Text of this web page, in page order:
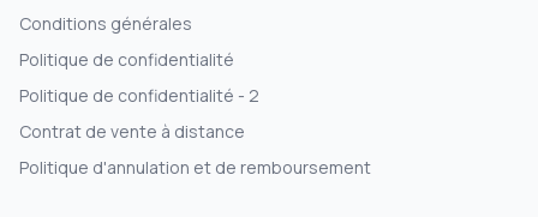
Conditions générales
Politique de confidentialité
Politique de confidentialité - 2
Contrat de vente à distance
Politique d'annulation et de remboursement